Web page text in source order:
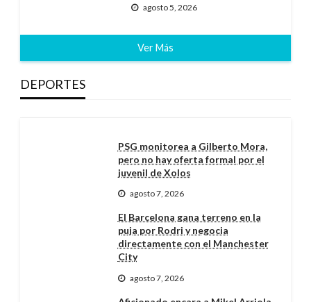
agosto 5, 2026
Ver Más
DEPORTES
PSG monitorea a Gilberto Mora,
pero no hay oferta formal por el
juvenil de Xolos
agosto 7, 2026
El Barcelona gana terreno en la
puja por Rodri y negocia
directamente con el Manchester
City
agosto 7, 2026